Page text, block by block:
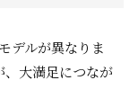
デルが異なりま
、大満足につなが